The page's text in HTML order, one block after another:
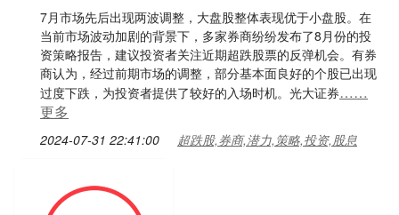
7月市场先后出现两波调整，大盘股整体表现优于小盘股。在
当前市场波动加剧的背景下，多家券商纷纷发布了8月份的投
资策略报告，建议投资者关注近期超跌股票的反弹机会。有券
商认为，经过前期市场的调整，部分基本面良好的个股已出现
过度下跌，为投资者提供了较好的入场时机。光大证券……
更多
2024-07-31 22:41:00 超跌股,券商,潜力,策略,投资,股息